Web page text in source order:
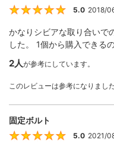
5.0 2018/
かなりシビアな取り合いで
した。 1個から購入できる
2人が参考にしています。
このレビューは参考になりまし
固定ボルト
5.0 2021/